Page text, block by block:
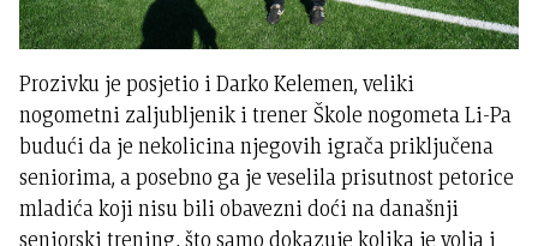
Prozivku je posjetio i Darko Kelemen, veliki
nogometni zaljubljenik i trener Škole nogometa Li-Pa
budući da je nekolicina njegovih igrača priključena
seniorima, a posebno ga je veselila prisutnost petorice
mladića koji nisu bili obavezni doći na današnji
seniorski trening, što samo dokazuje kolika je volja i